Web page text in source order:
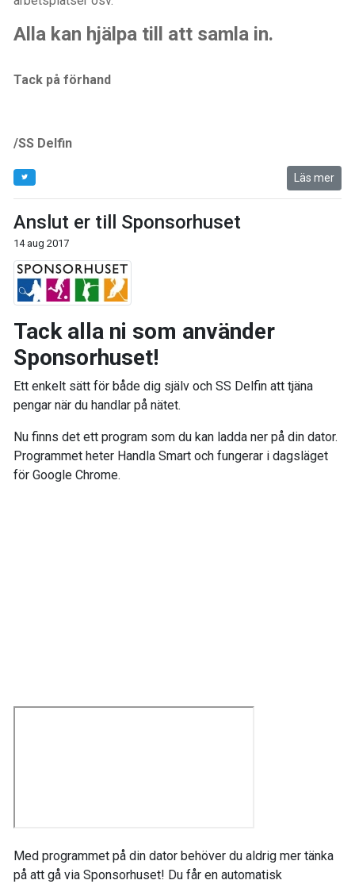
Alla kan hjälpa till att samla in.
Tack på förhand
/SS Delfin
Läs mer
Anslut er till Sponsorhuset
14 aug 2017
Tack alla ni som använder
Sponsorhuset!
Ett enkelt sätt för både dig själv och SS Delfin att tjäna
pengar när du handlar på nätet.
Nu finns det ett program som du kan ladda ner på din dator.
Programmet heter Handla Smart och fungerar i dagsläget
för Google Chrome.
Med programmet på din dator behöver du aldrig mer tänka
på att gå via Sponsorhuset! Du får en automatisk